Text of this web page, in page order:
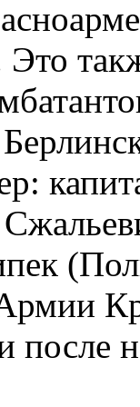
после